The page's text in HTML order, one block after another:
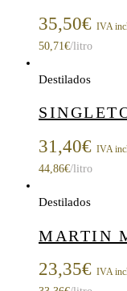
35,50€ IVA incl.
50,71 €/litro
Destilados
31,40€ IVA incl.
44,86€/litro
Destilados
MARTIN
23,35€ IVA incl.